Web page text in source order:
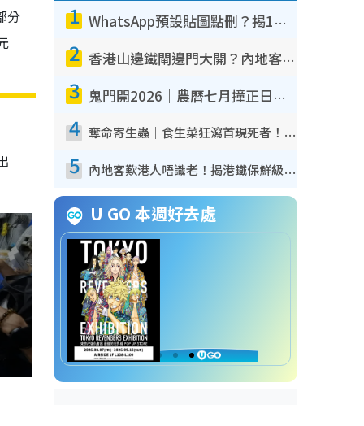
分
1 WhatsApp預設貼圖點刪？揭1招「反向操作」還原簡潔介面 附3步實測教學
2 香港山邊鐵閘邊門大開？內地客困惑意義何在！網民神回覆：呢種叫法理性防禦
3 鬼門開2026｜農曆七月撞正日全食特別邪？專家警告切忌做一事！揭4大禁忌+2招保平安
4 奪命寄生蟲｜食生菜狂瀉首現死者！疫潮惡化錄1.8萬宗病例 揭洗菜3大謬誤
5 內地客歎港人唔識老！揭港鐵保鮮級冷氣 港人求放過：咪投訴
U GO 本週好去處